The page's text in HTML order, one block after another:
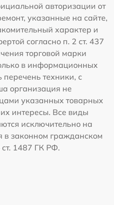
авторизации от
указанные на сайте,
характер и
согласно п. 2 ст. 437
торговой марки
в информационных
техники, с
организация не
указанных товарных
интересы. Все виды
исключительно на
в законном гражданском
ст. 1487 ГК РФ.